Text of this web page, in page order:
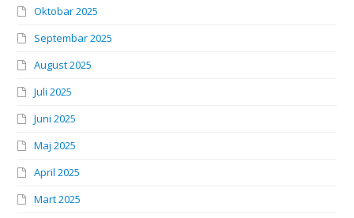
Oktobar 2025
Septembar 2025
August 2025
Juli 2025
Juni 2025
Maj 2025
April 2025
Mart 2025